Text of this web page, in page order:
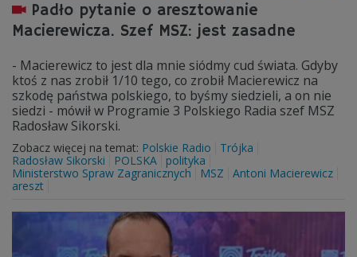
Padło pytanie o aresztowanie
Macierewicza. Szef MSZ: jest zasadne
- Macierewicz to jest dla mnie siódmy cud świata. Gdyby
ktoś z nas zrobił 1/10 tego, co zrobił Macierewicz na
szkodę państwa polskiego, to byśmy siedzieli, a on nie
siedzi - mówił w Programie 3 Polskiego Radia szef MSZ
Radosław Sikorski.
Zobacz więcej na temat: Polskie Radio
Trójka
Radosław Sikorski
POLSKA
polityka
Ministerstwo Spraw Zagranicznych
MSZ
Antoni Macierewicz
areszt